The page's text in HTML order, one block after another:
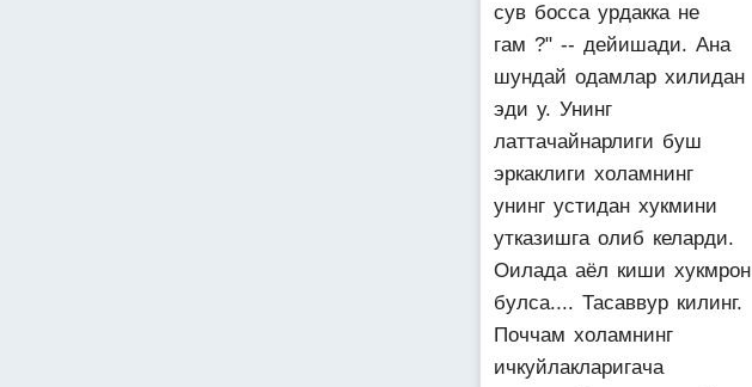
сув босса урдакка не
гам ?" -- дейишади. Ана
шундай одамлар хилидан
эди у. Унинг
латтачайнарлиги буш
эркаклиги холамнинг
унинг устидан хукмини
утказишга олиб келарди.
Оилада аёл киши хукмрон
булса.... Тасаввур килинг.
Поччам холамнинг
ичкуйлакларигача